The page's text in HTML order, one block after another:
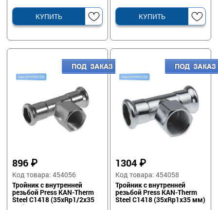
КУПИТЬ
КУПИТЬ
896 ₽
Код товара: 454056
Тройник с внутренней
резьбой Press KAN-Therm
Steel C1418 (35xRp1/2x35
мм)
1304 ₽
Код товара: 454058
Тройник с внутренней
резьбой Press KAN-Therm
Steel C1418 (35xRp1x35 мм)